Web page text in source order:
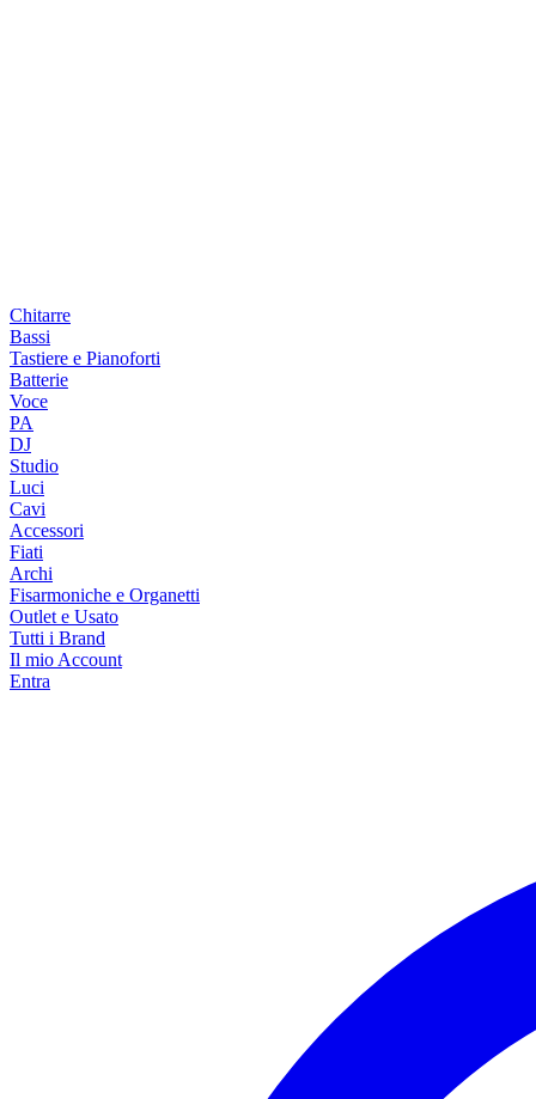
Chitarre
Bassi
Tastiere e Pianoforti
Batterie
Voce
PA
DJ
Studio
Luci
Cavi
Accessori
Fiati
Archi
Fisarmoniche e Organetti
Outlet e Usato
Tutti i Brand
Il mio Account
Entra